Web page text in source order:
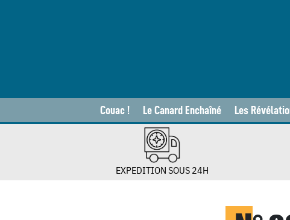
Couac ! Le Canard Enchaîné Les
EXPEDITION SOUS 24H